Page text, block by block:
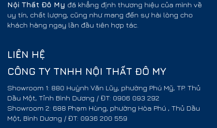
Nội Thất Đô My đã khẳng định thương hiệu của mình về
uy tín, chất lượng, cũng như mang đến sự hài lòng cho
khách hàng ngay lần đầu tiên hợp tác.
LIÊN HỆ
CÔNG TY TNHH NỘI THẤT ĐÔ MY
Showroom 1: 880 Huỳnh Văn Lũy, phường Phú Mỹ, TP. Thủ
Dầu Một, Tỉnh Bình Dương / ĐT: 0906 093 292
Showroom 2: 688 Phạm Hùng, phường Hòa Phú , Thủ Dầu
Một, Bình Dương / ĐT: 0936 200 559